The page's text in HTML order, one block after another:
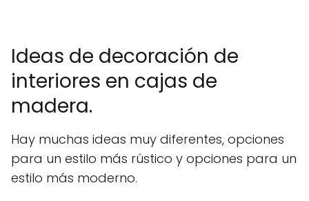
Ideas de decoración de
interiores en cajas de
madera.
Hay muchas ideas muy diferentes, opciones
para un estilo más rústico y opciones para un
estilo más moderno.